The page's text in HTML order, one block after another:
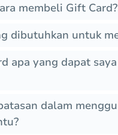
membeli Gift Card?
dibutuhkan untuk
apa yang dapat
dalam